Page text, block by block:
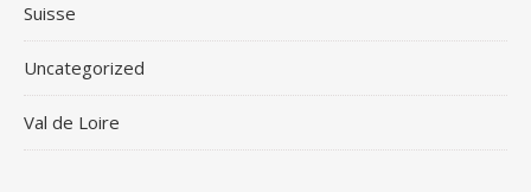
Suisse
Uncategorized
Val de Loire